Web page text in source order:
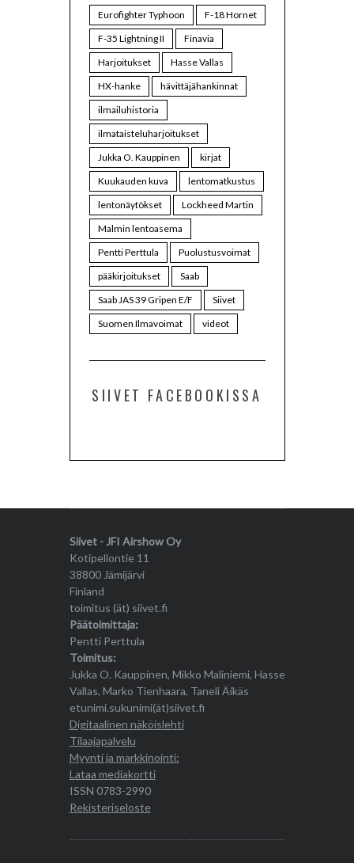
Eurofighter Typhoon
F-18 Hornet
F-35 Lightning II
Finavia
Harjoitukset
Hasse Vallas
HX-hanke
hävittäjähankinnat
ilmailuhistoria
ilmataisteluharjoitukset
Jukka O. Kauppinen
kirjat
Kuukauden kuva
lentomatkustus
lentonäytökset
Lockheed Martin
Malmin lentoasema
Pentti Perttula
Puolustusvoimat
pääkirjoitukset
Saab
Saab JAS 39 Gripen E/F
Siivet
Suomen Ilmavoimat
videot
SIIVET FACEBOOKISSA
Siivet - JFI Airshow Oy
Kotipellontie 11
38800 Jämijärvi
Finland
toimitus (ät) siivet.fi
Päätoimittaja:
Pentti Perttula
Toimitus:
Jukka O. Kauppinen, Mikko Maliniemi, Hasse
Vallas, Marko Tienhaara, Taneli Äikäs
etunimi.sukunimi(ät)siivet.fi
Digitaalinen näköislehti
Tilaajapalvelu
Myynti ja markkinointi:
Lataa mediakortti
ISSN 0783-2990
Rekisteriseloste